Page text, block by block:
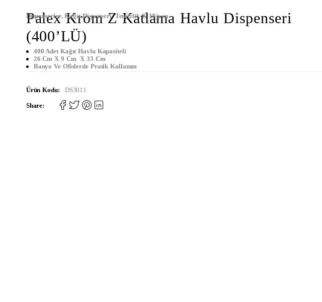
Dispenserler,Kağıt Dispenseri,Temizlik & Hijyen
Palex Krom Z Katlama Havlu Dispenseri
(400’LÜ)
400 Adet Kağıt Havlu Kapasiteli
26 Cm X 9 Cm X 33 Cm
Banyo Ve Ofislerde Pratik Kullanım
Ürün Kodu: DS3011
Share: